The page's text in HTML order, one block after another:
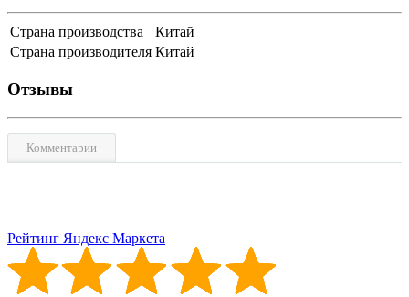
Страна производства
Китай
Страна производителя Китай
Отзывы
Комментарии
Рейтинг Яндекс Маркета